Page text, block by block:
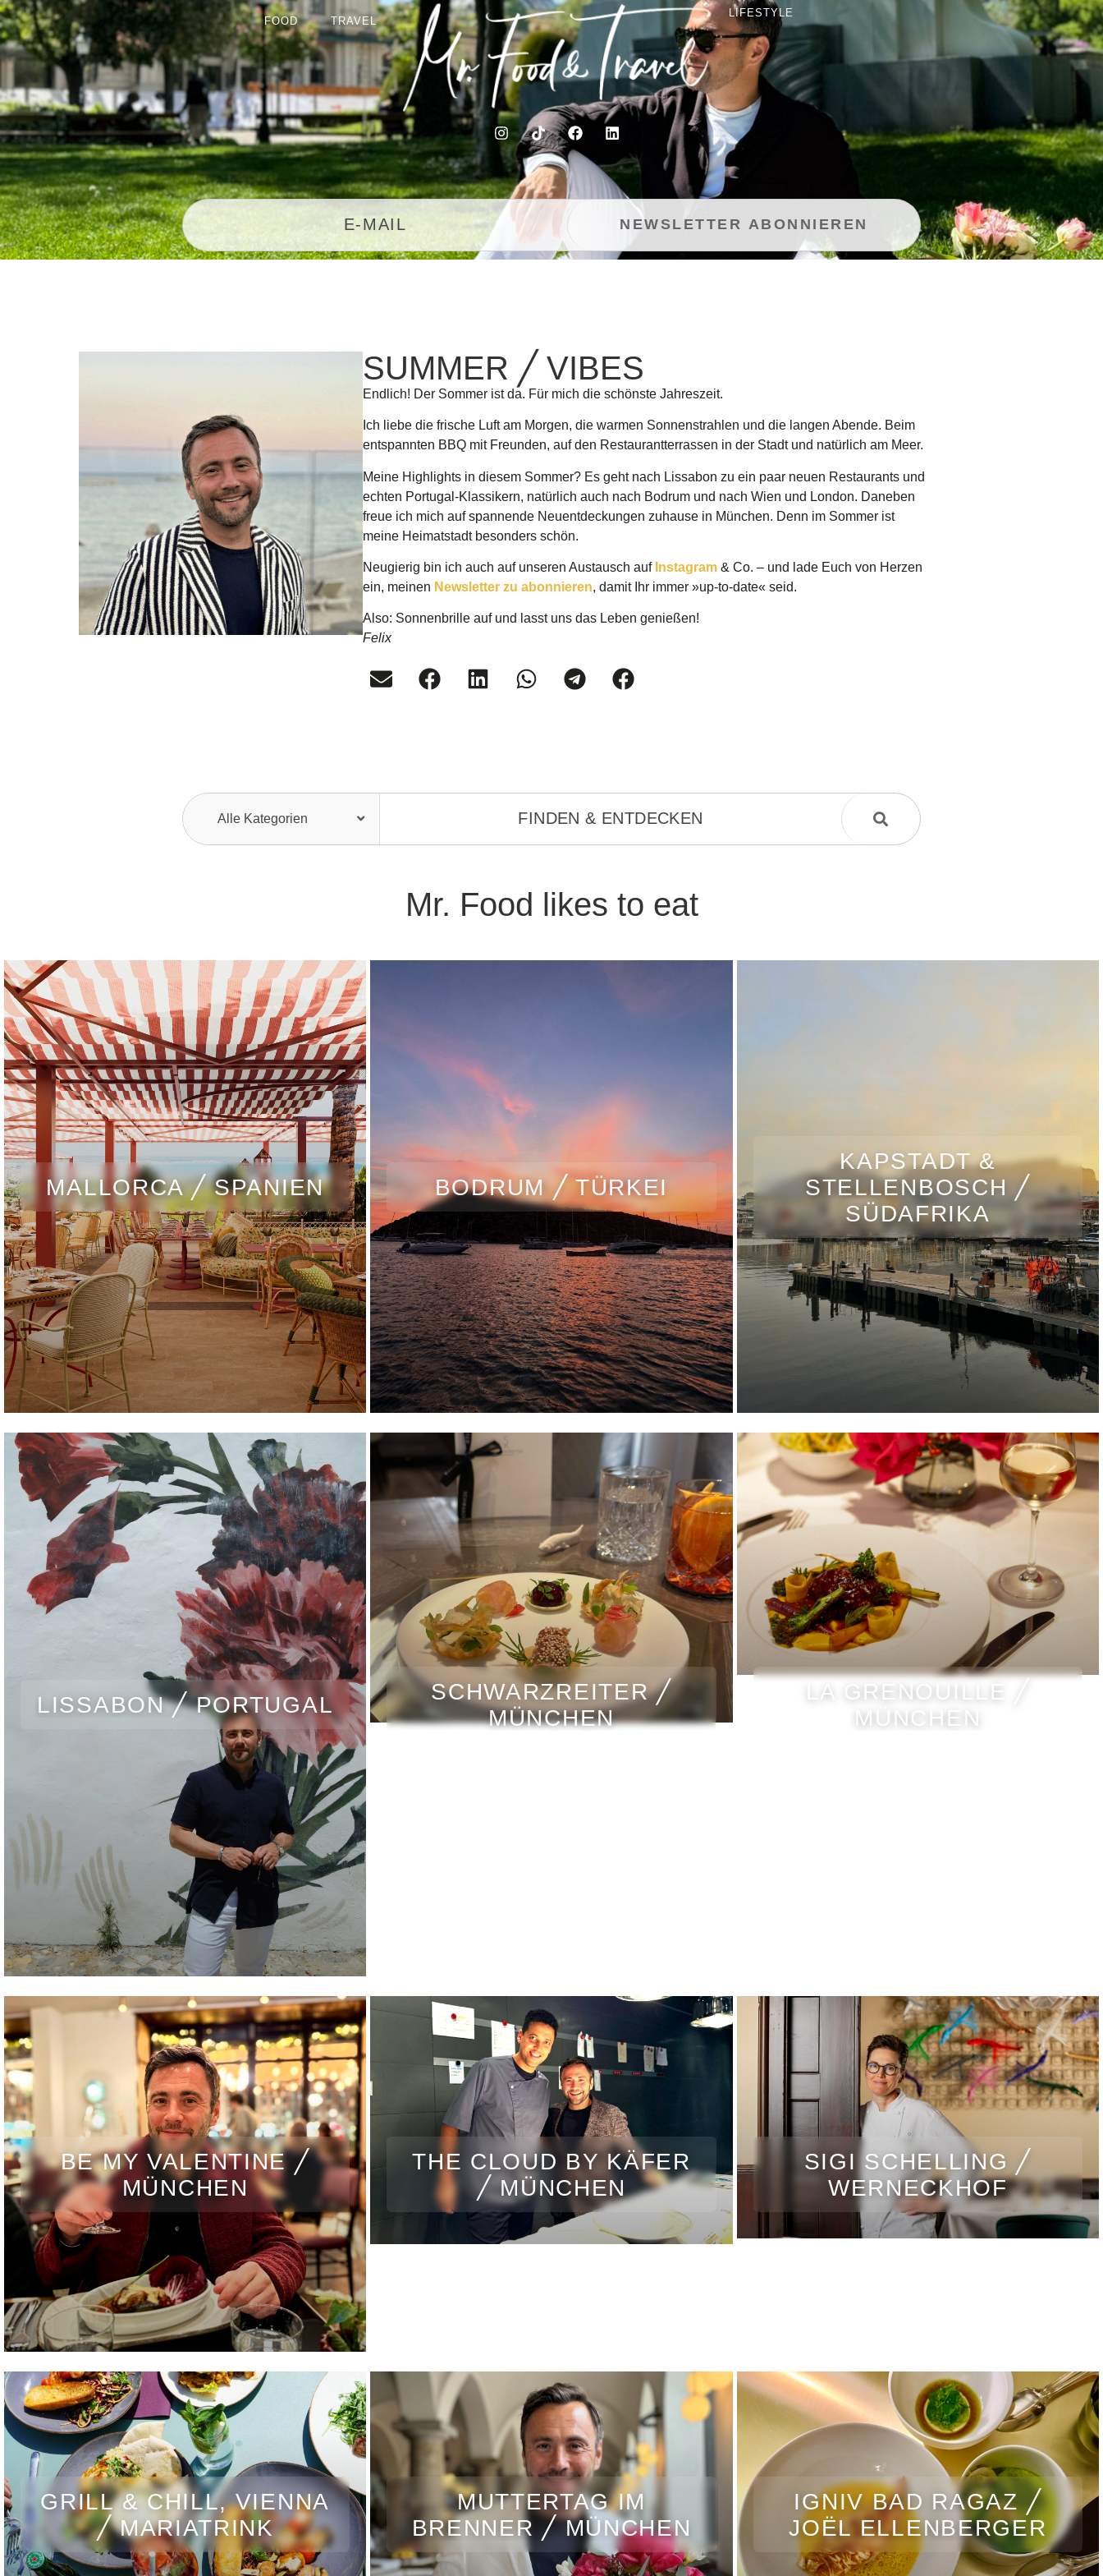
FOOD TRAVEL
LIFESTYLE
SUMMER ╱ VIBES
Endlich! Der Sommer ist da. Für mich die schönste Jahreszeit.
Ich liebe die frische Luft am Morgen, die warmen Sonnenstrahlen und die langen Abende. Beim
entspannten BBQ mit Freunden, auf den Restaurantterrassen in der Stadt und natürlich am Meer.
Meine Highlights in diesem Sommer? Es geht nach Lissabon zu ein paar neuen Restaurants und
echten Portugal-Klassikern, natürlich auch nach Bodrum und nach Wien und London. Daneben
freue ich mich auf spannende Neuentdeckungen zuhause in München. Denn im Sommer ist
meine Heimatstadt besonders schön.
Neugierig bin ich auch auf unseren Austausch auf Instagram& Co. – und lade Euch von Herzen
ein, meinen Newsletter zu abonnieren, damit Ihr immer »up-to-date« seid.
Also: Sonnenbrille auf und lasst uns das Leben genießen!
Felix
Mr. Food likes to eat
MALLORCA ╱ SPANIEN BODRUM ╱ TÜRKEI
KAPSTADT &
STELLENBOSCH ╱
SÜDAFRIKA
LISSABON ╱ PORTUGAL
SCHWARZREITER ╱
MÜNCHEN
LA GRENOUILLE ╱
MÜNCHEN
BE MY VALENTINE ╱
MÜNCHEN
THE CLOUD BY KÄFER
╱ MÜNCHEN
SIGI SCHELLING ╱
WERNECKHOF
GRILL & CHILL, VIENNA
╱ MARIATRINK
MUTTERTAG IM
BRENNER ╱ MÜNCHEN
IGNIV BAD RAGAZ ╱
JOËL ELLENBERGER